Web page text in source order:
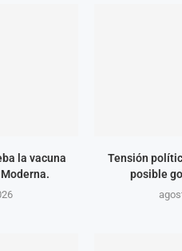
la vacuna
Tensión
posible